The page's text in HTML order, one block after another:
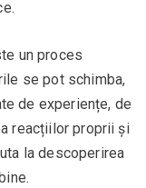
un proces
se pot schimba,
de experiențe, de
reacțiilor proprii și
la descoperirea